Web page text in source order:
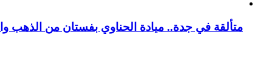
متألقة في جدة.. ميادة الحناوي بفستان من الذهب